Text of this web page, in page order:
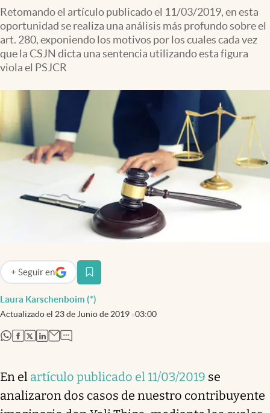
Otras secciones
Apertura
Infotechnology
Clase
Clima
Mundial 2026
Eventos Corporativos
Retomando el artículo publicado el 11/03/2019, en esta
oportunidad se realiza una análisis más profundo sobre el
art. 280, exponiendo los motivos por los cuales cada vez
que la CSJN dicta una sentencia utilizando esta figura
viola el PSJCR
Laura Karschenboim (*)
Actualizado el 23 de Junio de 2019 03:00
+ Seguir en
abre en nueva pestaña
abre en nueva pestaña
abre en nueva pestaña
abre en nueva pestaña
abre en nueva pestaña
En el artículo publicado el 11/03/2019 se
analizaron dos casos de nuestro contribuyente